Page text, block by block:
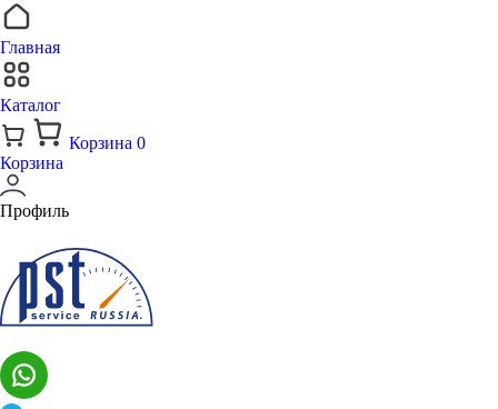
Главная
Каталог
Корзина 0
Корзина
Профиль